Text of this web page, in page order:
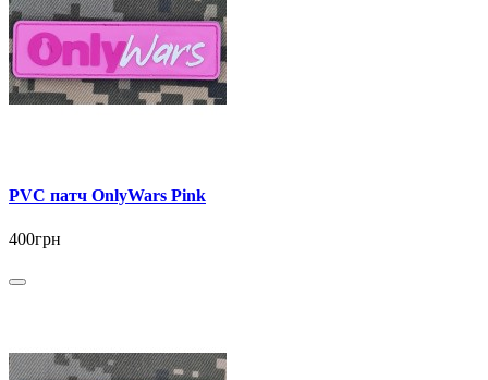
PVC патч OnlyWars Pink
400грн